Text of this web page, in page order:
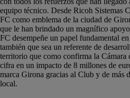
equipo técnico. Desde Ricoh Sistemas
FC como emblema de la ciudad de
que le han brindado un magnífico
FC desempeñe un papel fundamental
también que sea un referente de
territorio que como confirma la Cámara
cifra en un impacto de 8 millones de
marca Girona gracias al Club y de más
local.